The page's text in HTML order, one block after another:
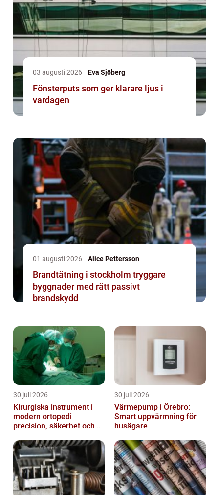
03 augusti 2026 Eva Sjöberg
Fönsterputs som ger klarare ljus i
vardagen
01 augusti 2026 Alice Pettersson
Brandtätning i stockholm tryggare
byggnader med rätt passivt
brandskydd
30 juli 2026
Kirurgiska instrument i
modern ortopedi
precision, säkerhet och
30 juli 2026
Värmepump i Örebro:
Smart uppvärmning för
husägare